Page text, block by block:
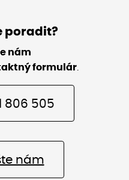
poradit?
nám
formulár
806 505
nám